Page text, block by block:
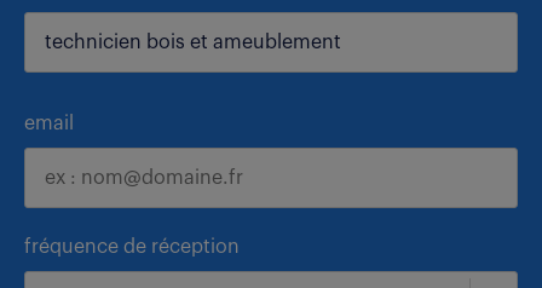
email
fréquence de réception